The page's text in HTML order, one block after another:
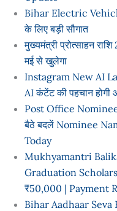
Bihar Electric
के लिए बड़ी सौगात
मुख्यमंत्री प्रोत्साहन
मई से खुलेगा
Instagram New AI
AI कंटेंट की पहचान होगी
Post Office
बैठे बदलें Nominee
Today
Mukhyamantri
Graduation
₹50,000 | Payment
Bihar Aadhaar